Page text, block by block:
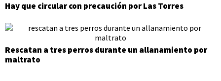
Hay que circular con precaución por Las Torres
Rescatan a tres perros durante un allanamiento por
maltrato